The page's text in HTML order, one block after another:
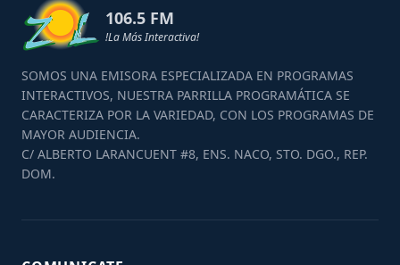
106.5 FM
!La Más Interactiva!
SOMOS UNA EMISORA ESPECIALIZADA EN PROGRAMAS
INTERACTIVOS, NUESTRA PARRILLA PROGRAMÁTICA SE
CARACTERIZA POR LA VARIEDAD, CON LOS PROGRAMAS DE
MAYOR AUDIENCIA.
C/ ALBERTO LARANCUENT #8, ENS. NACO, STO. DGO., REP.
DOM.